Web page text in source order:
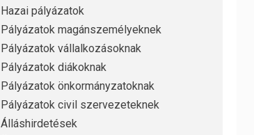
Hazai pályázatok
Pályázatok magánszemélyeknek
Pályázatok vállalkozásoknak
Pályázatok diákoknak
Pályázatok önkormányzatoknak
Pályázatok civil szervezeteknek
Álláshirdetések